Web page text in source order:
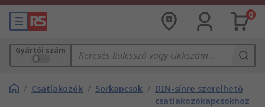
0
Gyártói szám
/ Csatlakozók / Sorkapcsok / DIN-sínre szerelhető
csatlakozókapcsokhoz